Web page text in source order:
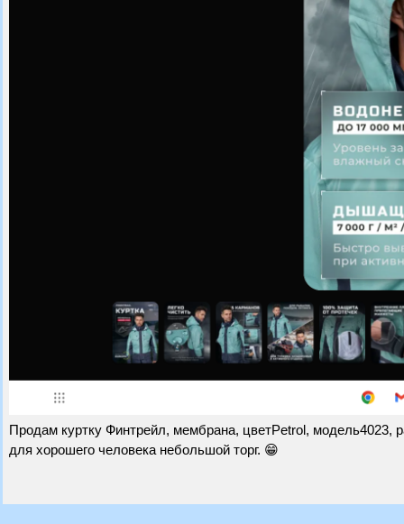
Продам куртку Финтрейл, мембрана, цветPetrol, модель4023,
для хорошего человека небольшой торг. 😁